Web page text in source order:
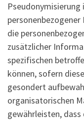
personenbezogener
die
zusätzlicher
spezifischen
können, sofern
gesondert
organisatorischen
gewährleisten, dass